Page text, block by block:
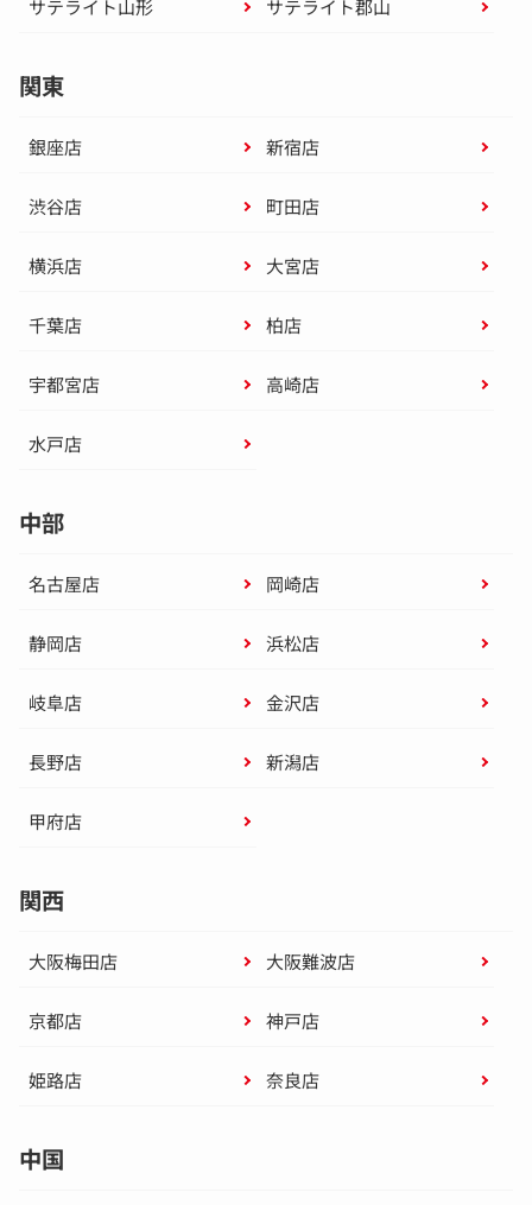
サテライト山形 サテライト郡山
関東
銀座店 新宿店
渋谷店 町田店
横浜店 大宮店
千葉店 柏店
宇都宮店 高崎店
水戸店
中部
名古屋店 岡崎店
静岡店 浜松店
岐阜店 金沢店
長野店 新潟店
甲府店
関西
大阪梅田店 大阪難波店
京都店 神戸店
姫路店 奈良店
中国